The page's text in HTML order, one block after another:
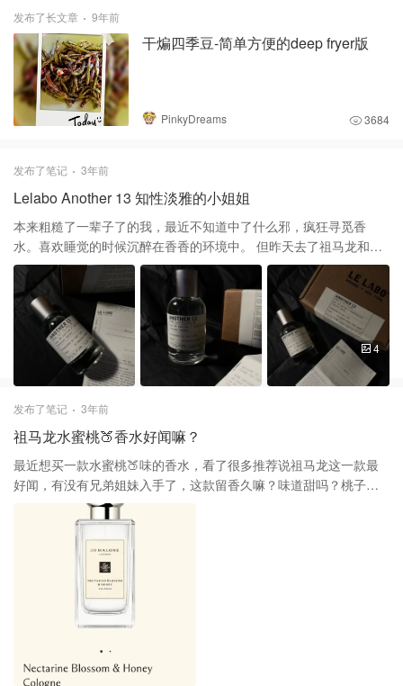
发布了长文章 9年前
干煸四季豆-简单方便的deep fryer版
PinkyDreams 3684
发布了笔记 3年前
Lelabo Another 13 知性淡雅的小姐姐
本来粗糙了一辈子了的我，最近不知道中了什么邪，疯狂寻觅香
水。喜欢睡觉的时候沉醉在香香的环境中。 但昨天去了祖马龙和潘
海利根的店里闻了好几款热门香水，很不幸没有一款是我很喜欢的
味道。 我发现，现在的我不喜欢那种很甜腻的香水味。 所以做了很
多功课就选择了这瓶 Another 13。 我昨天11点多在Cult Beauty下
的单，今天下午我就收到了。不敢相信这是英国速度。 拿到之后我
就迫不及待的喷了。我无法详细描述这是什么味道，但一闻到你会
觉得这个人很干净优雅，是那种遇到什么事情都可以冷静面对的
人。 我最近还下单了马吉拉的10支香水小样，最期待航行物语和咖
啡小憩，要是发现有我喜欢的味道还是会冲的！
4
发布了笔记 3年前
祖马龙水蜜桃🍑香水好闻嘛？
最近想买一款水蜜桃🍑味的香水，看了很多推荐说祖马龙这一款最
好闻，有没有兄弟姐妹入手了，这款留香久嘛？味道甜吗？桃子味